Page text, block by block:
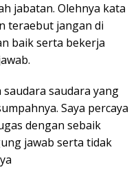
jabatan. Olehnya kata
teraebut jangan di
baik serta bekerja
saudara saudara yang
Saya percaya
dengan sebaik
jawab serta tidak